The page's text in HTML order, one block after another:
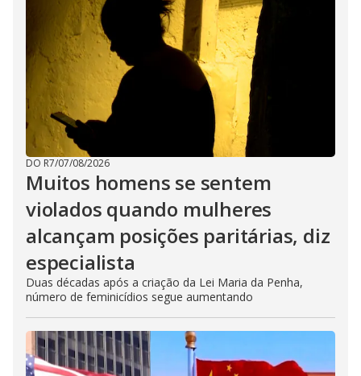
DO R7/07/08/2026
Muitos homens se sentem
violados quando mulheres
alcançam posições paritárias, diz
especialista
Duas décadas após a criação da Lei Maria da Penha,
número de feminicídios segue aumentando